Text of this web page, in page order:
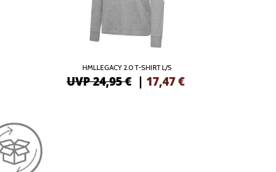
HMLLEGACY 2.0 T-SHIRT L/S
UVP 24,95 € | 17,47€